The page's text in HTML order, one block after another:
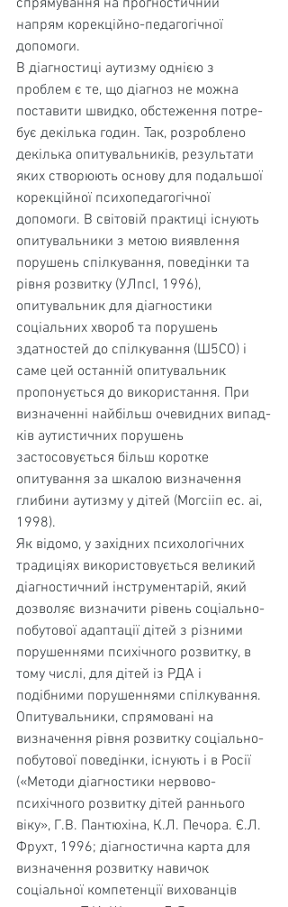
спрямування на про­гностичний
напрям корекційно-педагогічної
допомоги.
В діагностиці аутизму однією з
проблем є те, що діагноз не можна
поставити швидко, обстеження потре­
бує декілька годин. Так, розроблено
декілька опиту­вальників, результати
яких створюють основу для по­дальшої
корекційної психопедагогічної
допомоги. В сві­товій практиці існують
опитувальники з метою виявлен­ня
порушень спілкування, поведінки та
рівня розвитку (УЛпсІ, 1996),
опитувальник для діагностики
соціальних хвороб та порушень
здатностей до спілкування (Ш5СО) і
саме цей останній опитувальник
пропонується до вико­ристання. При
визначенні найбільш очевидних випад­
ків аутистичних порушень
застосовується більш коротке
опитування за шкалою визначення
глибини аутизму у дітей (Могсііп ес. аі,
1998).
Як відомо, у західних психологічних
традиціях використовується великий
діагностичний інструмента­рій, який
дозволяє визначити рівень соціально-
побуто­вої адаптації дітей з різними
порушеннями психічного розвитку, в
тому числі, для дітей із РДА і
подібними порушеннями спілкування.
Опитувальники, спрямовані на
визначення рівня розвитку соціально-
побутової поведінки, існують і в Ро­сії
(«Методи діагностики нервово-
психічного розвитку дітей раннього
віку», Г.В. Пантюхіна, К.Л. Печора. Є.Л.
Фрухт, 1996; діагностична карта для
визначення розвитку навичок
соціальної компетенції вихованців